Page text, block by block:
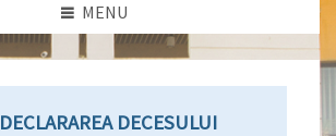
MENU
DECLARAREA DECESULUI